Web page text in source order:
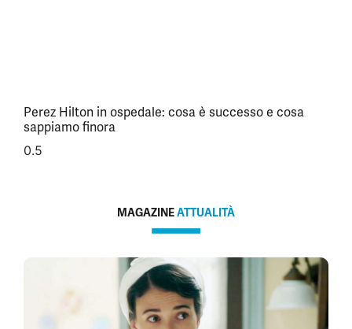
Perez Hilton in ospedale: cosa è successo e cosa
sappiamo finora
MAGAZINEATTUALITÀ